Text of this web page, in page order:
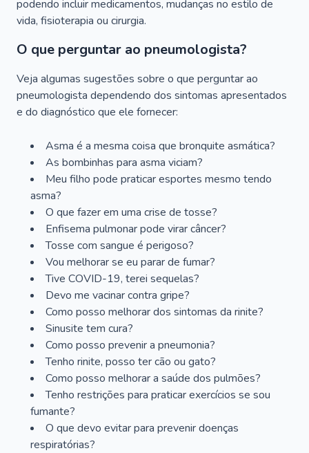
podendo incluir medicamentos, mudanças no estilo de
vida, fisioterapia ou cirurgia.
O que perguntar ao pneumologista?
Veja algumas sugestões sobre o que perguntar ao
pneumologista dependendo dos sintomas apresentados
e do diagnóstico que ele fornecer:
Asma é a mesma coisa que bronquite asmática?
As bombinhas para asma viciam?
Meu filho pode praticar esportes mesmo tendo
asma?
O que fazer em uma crise de tosse?
Enfisema pulmonar pode virar câncer?
Tosse com sangue é perigoso?
Vou melhorar se eu parar de fumar?
Tive COVID-19, terei sequelas?
Devo me vacinar contra gripe?
Como posso melhorar dos sintomas da rinite?
Sinusite tem cura?
Como posso prevenir a pneumonia?
Tenho rinite, posso ter cão ou gato?
Como posso melhorar a saúde dos pulmões?
Tenho restrições para praticar exercícios se sou
fumante?
O que devo evitar para prevenir doenças
respiratórias?